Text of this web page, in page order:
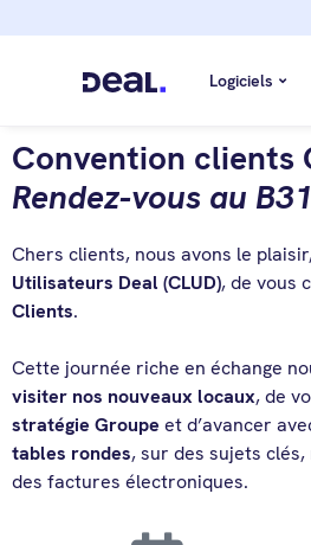
Logiciels
Convention clients
Rendez-vous au
Chers clients, nous avons le
Utilisateurs Deal (CLUD), de vous
Clients.
Cette journée riche en échange
visiter nos nouveaux locaux, de
stratégie Groupe et d’avancer
tables rondes, sur des sujets
des factures électroniques.